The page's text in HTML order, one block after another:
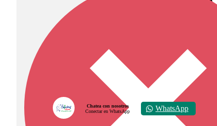
Chatea con nosotros
Conectar en WhatsApp
WhatsApp